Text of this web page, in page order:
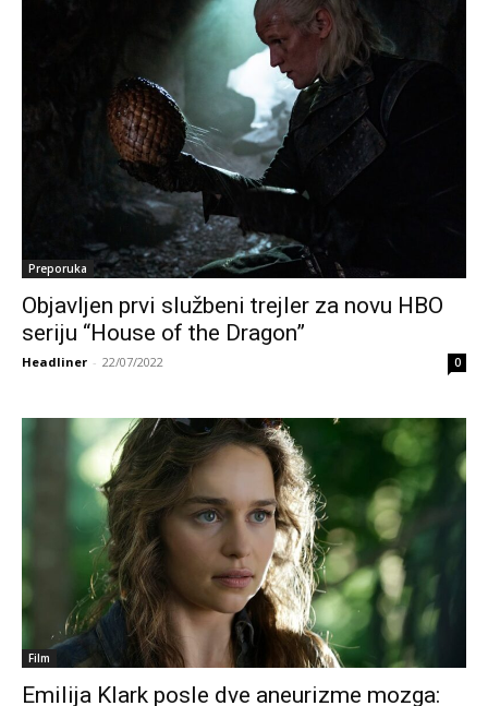
Preporuka
Objavljen prvi službeni trejler za novu HBO
seriju “House of the Dragon”
Headliner - 22/07/2022 0
Film
Emilija Klark posle dve aneurizme mozga: